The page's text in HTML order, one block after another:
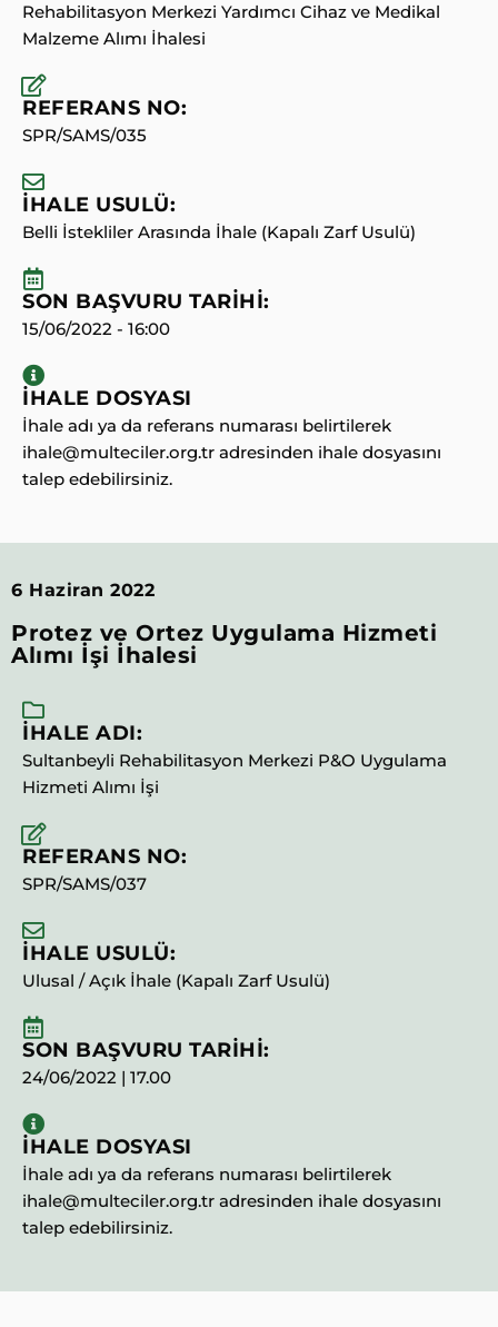
Rehabilitasyon Merkezi Yardımcı Cihaz ve Medikal
Malzeme Alımı İhalesi
REFERANS NO:
SPR/SAMS/035
İHALE USULÜ:
Belli İstekliler Arasında İhale (Kapalı Zarf Usulü)
SON BAŞVURU TARİHİ:
15/06/2022 - 16:00
İHALE DOSYASI
İhale adı ya da referans numarası belirtilerek
ihale@multeciler.org.tr adresinden ihale dosyasını
talep edebilirsiniz.
6 Haziran 2022
Protez ve Ortez Uygulama Hizmeti
Alımı İşi İhalesi
İHALE ADI:
Sultanbeyli Rehabilitasyon Merkezi P&O Uygulama
Hizmeti Alımı İşi
REFERANS NO:
SPR/SAMS/037
İHALE USULÜ:
Ulusal / Açık İhale (Kapalı Zarf Usulü)
SON BAŞVURU TARİHİ:
24/06/2022 | 17.00
İHALE DOSYASI
İhale adı ya da referans numarası belirtilerek
ihale@multeciler.org.tr adresinden ihale dosyasını
talep edebilirsiniz.